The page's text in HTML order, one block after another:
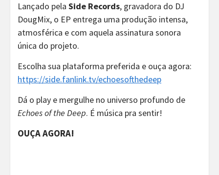
Lançado pela Side Records, gravadora do DJ
DougMix, o EP entrega uma produção intensa,
atmosférica e com aquela assinatura sonora
única do projeto.
Escolha sua plataforma preferida e ouça agora:
https://side.fanlink.tv/echoesofthedeep
Dá o play e mergulhe no universo profundo de
Echoes of the Deep. É música pra sentir!
OUÇA AGORA!